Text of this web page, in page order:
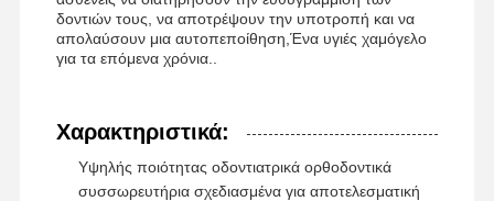
δοντιών τους, να αποτρέψουν την υποτροπή και να
απολαύσουν μια αυτοπεποίθηση,Ένα υγιές χαμόγελο
για τα επόμενα χρόνια..
Χαρακτηριστικά:
Υψηλής ποιότητας οδοντιατρικά ορθοδοντικά
συσσωρευτήρια σχεδιασμένα για αποτελεσματική